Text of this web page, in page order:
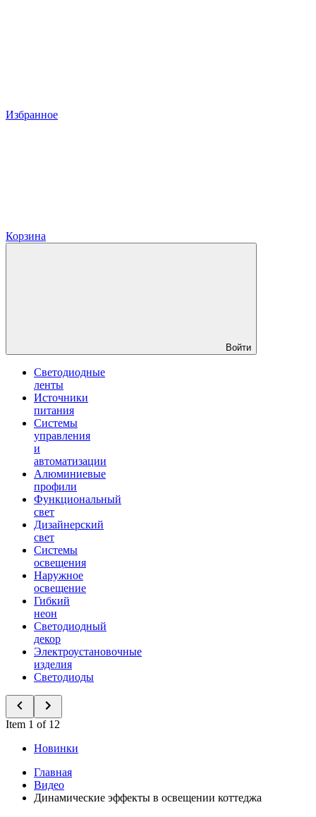
Избранное
Корзина
Войти
Светодиодные
ленты
Источники
питания
Системы
управления
и
автоматизации
Алюминиевые
профили
Функциональный
свет
Дизайнерский
свет
Системы
освещения
Наружное
освещение
Гибкий
неон
Светодиодный
декор
Электроустановочные
изделия
Светодиоды
Item 1 of 12
Новинки
Главная
Видео
Динамические эффекты в освещении коттеджа